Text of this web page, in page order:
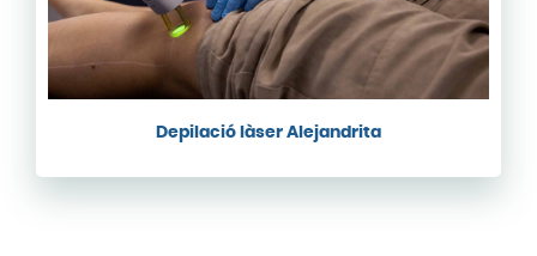
Depilació làser Alejandrita